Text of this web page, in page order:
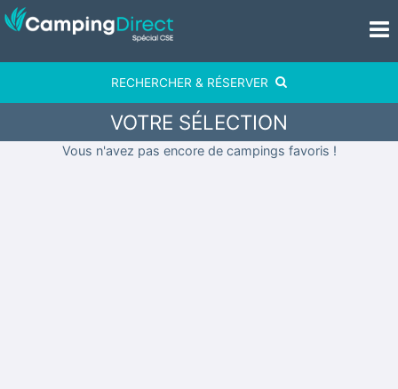
RECHERCHER & RÉSERVER
VOTRE SÉLECTION
Vous n'avez pas encore de campings favoris !